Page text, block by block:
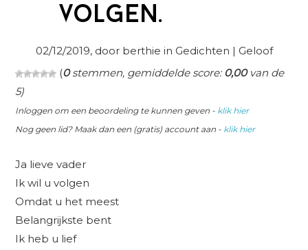
volgen.
02/12/2019, door berthie in Gedichten | Geloof
(0stemmen, gemiddelde score:0,00van de
5)
Inloggen om een beoordeling te kunnen geven - klik hier
Nog geen lid? Maak dan een (gratis) account aan - klik hier
Ja lieve vader
Ik wil u volgen
Omdat u het meest
Belangrijkste bent
Ik heb u lief